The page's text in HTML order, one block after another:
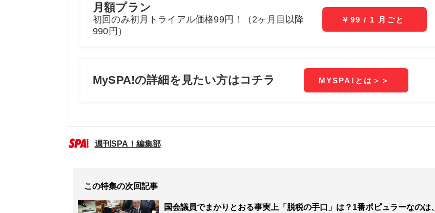
週刊SPA！編集部
この特集の次回記事
国会議員でまかりとおる事実上「脱税の手口」は？1番ポピュラーなのは、